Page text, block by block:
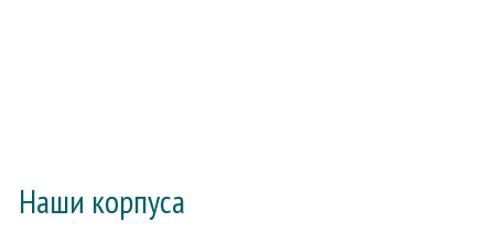
Наши корпуса